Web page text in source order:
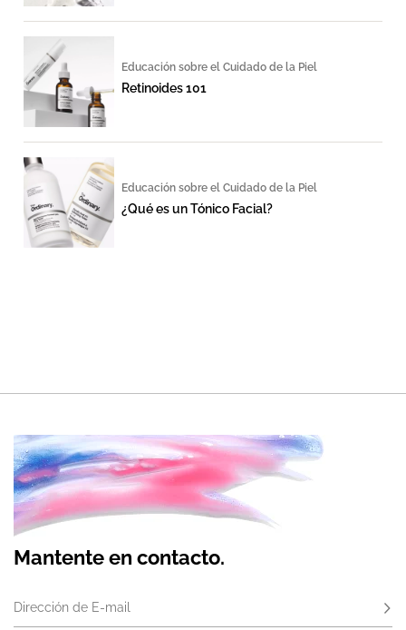
Educación sobre el Cuidado de la Piel
Retinoides 101
Educación sobre el Cuidado de la Piel
¿Qué es un Tónico Facial?
Mantente en contacto.
Dirección de E-mail